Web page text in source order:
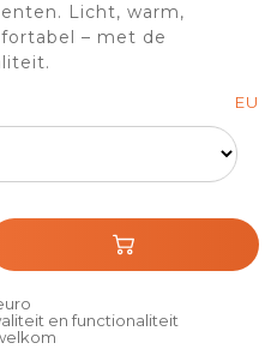
Licht, warm,
– met de
EU
en functionaliteit